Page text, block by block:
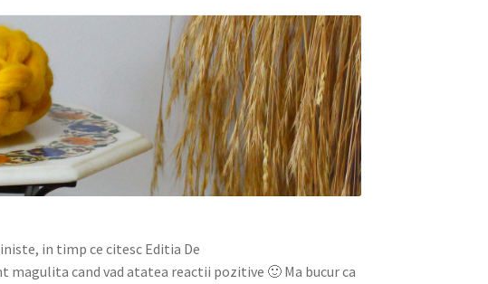
in timp ce citesc Editia De
magulita cand vad atatea reactii pozitive 🙂 Ma bucur ca